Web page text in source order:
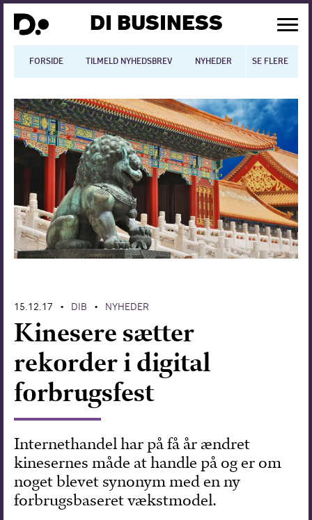
DI BUSINESS
FORSIDE TILMELD NYHEDSBREV NYHEDER BLOGS
SE FLERE
Dansk økonomi
Digitalisering
International økonomi
Arbejdsmiljø
Arbejdsmarkedet
Europapolitik
Forskning
15.12.17 • DIB • NYHEDER
Kinesere sætter
rekorder i digital
forbrugsfest
Internethandel har på få år ændret
kinesernes måde at handle på og er om
noget blevet synonym med en ny
forbrugsbaseret vækstmodel.